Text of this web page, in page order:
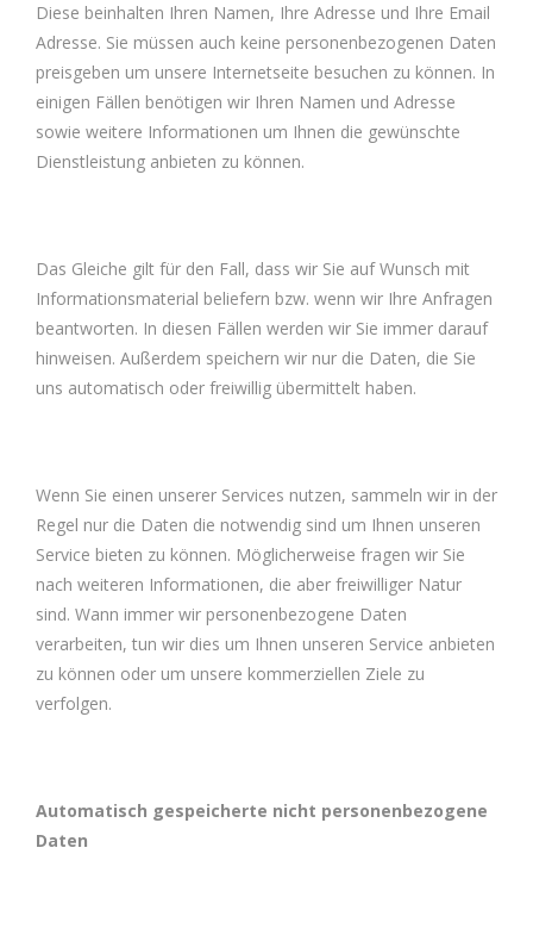
Diese beinhalten Ihren Namen, Ihre Adresse und Ihre Email
Adresse. Sie müssen auch keine personenbezogenen Daten
preisgeben um unsere Internetseite besuchen zu können. In
einigen Fällen benötigen wir Ihren Namen und Adresse
sowie weitere Informationen um Ihnen die gewünschte
Dienstleistung anbieten zu können.
Das Gleiche gilt für den Fall, dass wir Sie auf Wunsch mit
Informationsmaterial beliefern bzw. wenn wir Ihre Anfragen
beantworten. In diesen Fällen werden wir Sie immer darauf
hinweisen. Außerdem speichern wir nur die Daten, die Sie
uns automatisch oder freiwillig übermittelt haben.
Wenn Sie einen unserer Services nutzen, sammeln wir in der
Regel nur die Daten die notwendig sind um Ihnen unseren
Service bieten zu können. Möglicherweise fragen wir Sie
nach weiteren Informationen, die aber freiwilliger Natur
sind. Wann immer wir personenbezogene Daten
verarbeiten, tun wir dies um Ihnen unseren Service anbieten
zu können oder um unsere kommerziellen Ziele zu
verfolgen.
Automatisch gespeicherte nicht personenbezogene
Daten